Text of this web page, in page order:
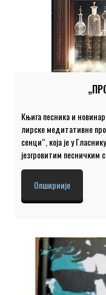
Књига песника и
лирске медитативне
сенци“, која је у
језгровитим песничким
путописа промишља
смештеног у њему.
личних и
мајку, импресија
каткад духовито, а
нас окружује. Учествују:
Опширније